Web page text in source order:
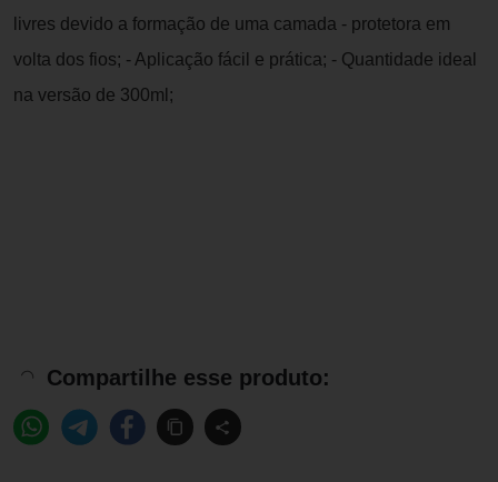
livres devido a formação de uma camada - protetora em
volta dos fios; - Aplicação fácil e prática; - Quantidade ideal
na versão de 300ml;
Compartilhe esse produto: